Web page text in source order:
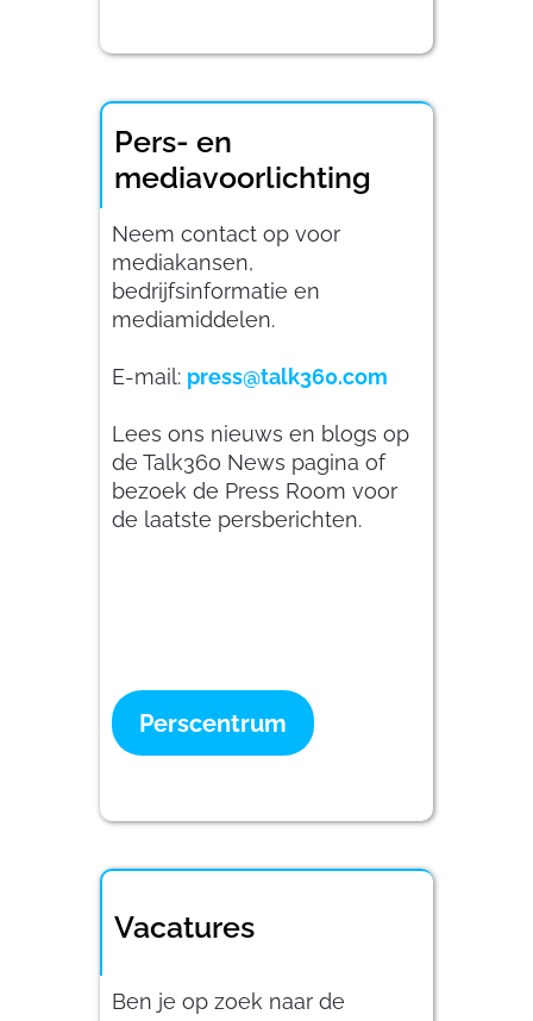
Pers- en
mediavoorlichting
Neem contact op voor
mediakansen,
bedrijfsinformatie en
mediamiddelen.
E-mail: press@talk360.com
Lees ons nieuws en blogs op
de Talk360 News pagina of
bezoek de Press Room voor
de laatste persberichten.
Perscentrum
Vacatures
Ben je op zoek naar de